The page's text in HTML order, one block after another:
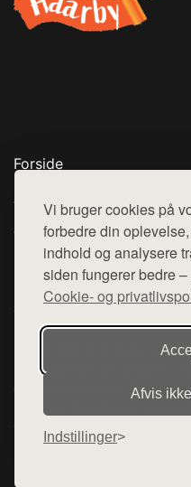
Vi bruger cookies på
forbedre din
indhold og analysere
siden fungerer bedre
Cookie- og
Afvis
Indstillinger
Forside
Top Rabatter
Jotun maling
Kontakt
Denne side er en del af
hjemmesider med
diverse webshops. Der
varerne på lager.